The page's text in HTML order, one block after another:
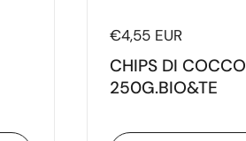
Prezzo di listino
€4,55 EUR
CHIPS DI COCCO
250G.BIO&TE